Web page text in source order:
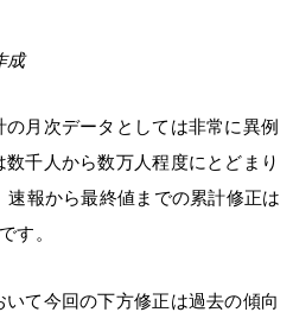
成
月次データとしては非常に異例
千人から数万人程度にとどまり
速報から最終値までの累計修正は
す。
て今回の下方修正は過去の傾向